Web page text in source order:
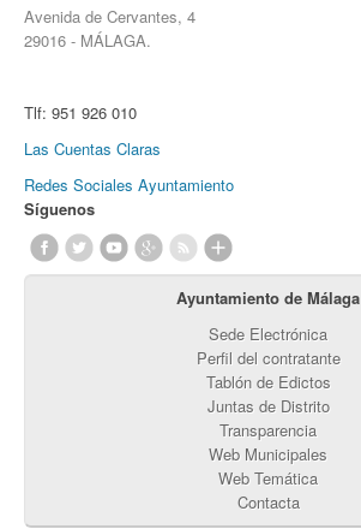
Avenida de Cervantes, 4
29016 - MÁLAGA.
Tlf: 951 926 010
Las Cuentas Claras
Redes Sociales Ayuntamiento
Síguenos
Ayuntamiento de Málaga
Sede Electrónica
Perfil del contratante
Tablón de Edictos
Juntas de Distrito
Transparencia
Web Municipales
Web Temática
Contacta